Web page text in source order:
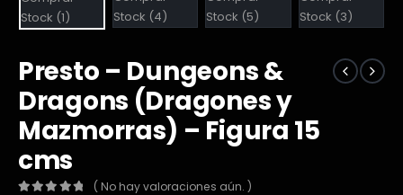
Presto – Dungeons &
Dragons (Dragones y
Mazmorras) – Figura 15
cms
( No hay valoraciones aún. )